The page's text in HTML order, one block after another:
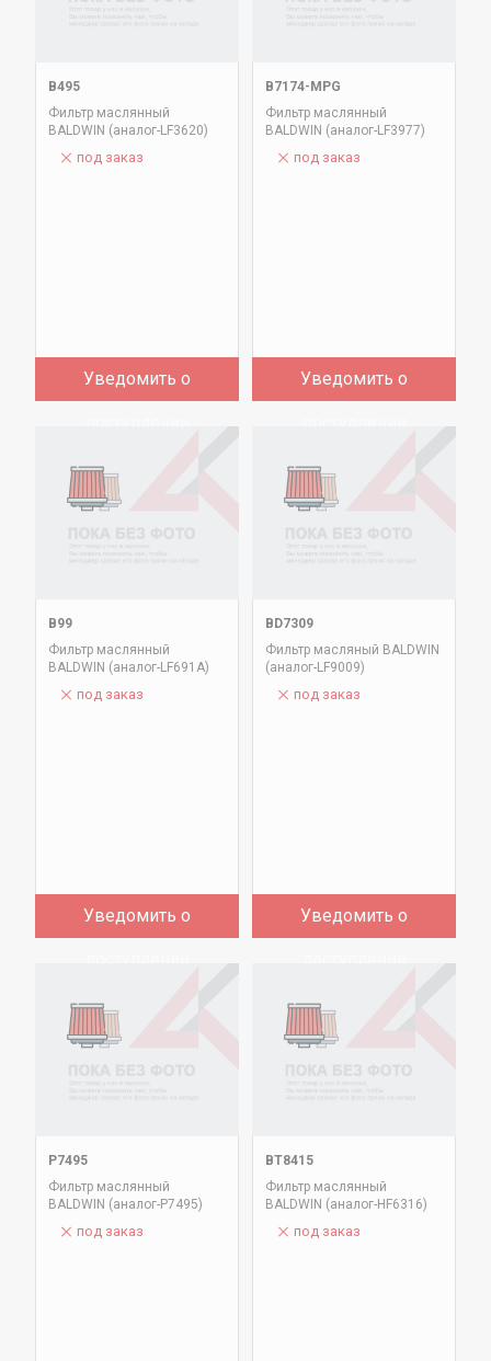
B495
Фильтр маслянный
BALDWIN (аналог-LF3620)
под заказ
Уведомить о
B7174-MPG
Фильтр маслянный
BALDWIN (аналог-LF3977)
под заказ
Уведомить о
B99
Фильтр маслянный
BALDWIN (аналог-LF691A)
под заказ
Уведомить о
BD7309
Фильтр масляный BALDWIN
(аналог-LF9009)
под заказ
Уведомить о
P7495
Фильтр маслянный
BALDWIN (аналог-P7495)
под заказ
BT8415
Фильтр маслянный
BALDWIN (аналог-HF6316)
под заказ